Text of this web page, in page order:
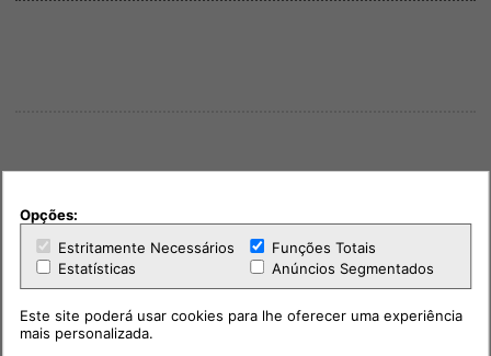
Opções:
Estritamente Necessários
Funções Totais
Estatísticas
Anúncios Segmentados
Este site poderá usar cookies para lhe oferecer uma experiência
mais personalizada.